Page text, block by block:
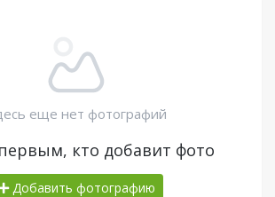
еще нет фотографий
кто добавит фото
Добавить фотографию